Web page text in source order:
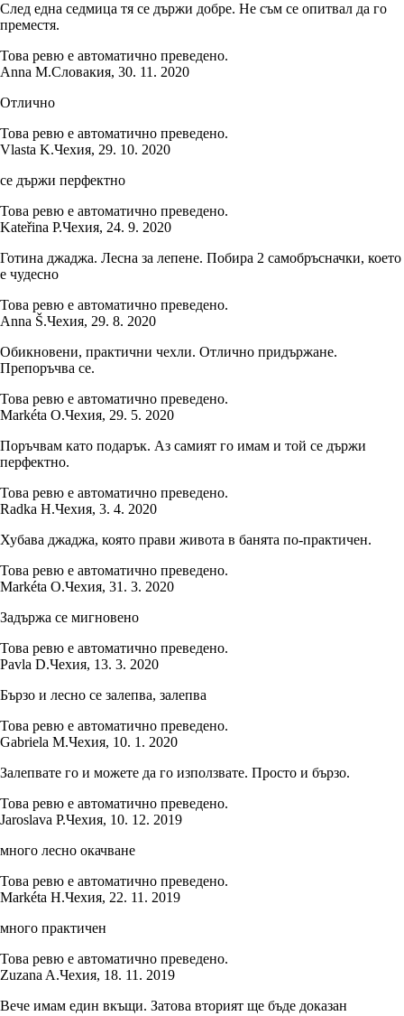
След една седмица тя се държи добре. Не съм се опитвал да го
преместя.
Това ревю е автоматично преведено.
Anna M.Словакия, 30. 11. 2020
Отлично
Това ревю е автоматично преведено.
Vlasta K.Чехия, 29. 10. 2020
се държи перфектно
Това ревю е автоматично преведено.
Kateřina P.Чехия, 24. 9. 2020
Готина джаджа. Лесна за лепене. Побира 2 самобръсначки, което
е чудесно
Това ревю е автоматично преведено.
Anna Š.Чехия, 29. 8. 2020
Обикновени, практични чехли. Отлично придържане.
Препоръчва се.
Това ревю е автоматично преведено.
Markéta O.Чехия, 29. 5. 2020
Поръчвам като подарък. Аз самият го имам и той се държи
перфектно.
Това ревю е автоматично преведено.
Radka H.Чехия, 3. 4. 2020
Хубава джаджа, която прави живота в банята по-практичен.
Това ревю е автоматично преведено.
Markéta O.Чехия, 31. 3. 2020
Задържа се мигновено
Това ревю е автоматично преведено.
Pavla D.Чехия, 13. 3. 2020
Бързо и лесно се залепва, залепва
Това ревю е автоматично преведено.
Gabriela M.Чехия, 10. 1. 2020
Залепвате го и можете да го използвате. Просто и бързо.
Това ревю е автоматично преведено.
Jaroslava P.Чехия, 10. 12. 2019
много лесно окачване
Това ревю е автоматично преведено.
Markéta H.Чехия, 22. 11. 2019
много практичен
Това ревю е автоматично преведено.
Zuzana A.Чехия, 18. 11. 2019
Вече имам един вкъщи. Затова вторият ще бъде доказан